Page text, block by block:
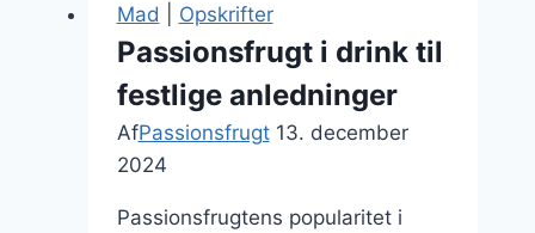
til
salat
Mad Opskrifter
Passionsfrugt i drink til
festlige anledninger
AfPassionsfrugt 13. december
2024
Passionsfrugtens popularitet i